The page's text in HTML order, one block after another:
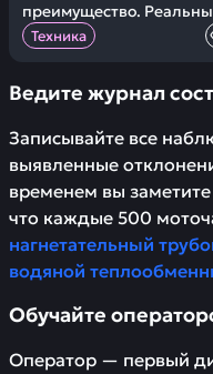
преимущество.
Техника
Ведите журнал
Записывайте все
выявленные
временем вы
что каждые 500
нагнетательный
водяной
Обучайте
Оператор — первый